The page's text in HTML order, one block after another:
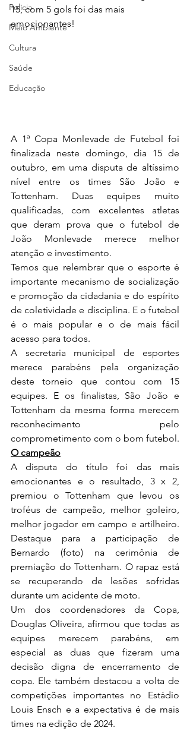
Polícia
Meio Ambiente
Cultura
Saúde
Educação
15, com 5 gols foi das mais
emocionantes!
A 1ª Copa Monlevade de Futebol foi
finalizada neste domingo, dia 15 de
outubro, em uma disputa de altíssimo
nível entre os times São João e
Tottenham. Duas equipes muito
qualificadas, com excelentes atletas
que deram prova que o futebol de
João Monlevade merece melhor
atenção e investimento.
Temos que relembrar que o esporte é
importante mecanismo de socialização
e promoção da cidadania e do espírito
de coletividade e disciplina. E o futebol
é o mais popular e o de mais fácil
acesso para todos.
A secretaria municipal de esportes
merece parabéns pela organização
deste torneio que contou com 15
equipes. E os finalistas, São João e
Tottenham da mesma forma merecem
reconhecimento pelo
comprometimento com o bom futebol.
O campeão
A disputa do título foi das mais
emocionantes e o resultado, 3 x 2,
premiou o Tottenham que levou os
troféus de campeão, melhor goleiro,
melhor jogador em campo e artilheiro.
Destaque para a participação de
Bernardo (foto) na cerimônia de
premiação do Tottenham. O rapaz está
se recuperando de lesões sofridas
durante um acidente de moto.
Um dos coordenadores da Copa,
Douglas Oliveira, afirmou que todas as
equipes merecem parabéns, em
especial as duas que fizeram uma
decisão digna de encerramento de
copa. Ele também destacou a volta de
competições importantes no Estádio
Louis Ensch e a expectativa é de mais
times na edição de 2024.